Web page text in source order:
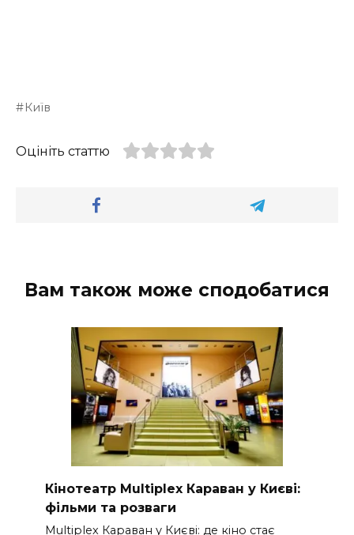
Київ
Оцініть статтю
Вам також може сподобатися
Кінотеатр Multiplex Караван у Києві:
фільми та розваги
Multiplex Караван у Києві: де кіно стає